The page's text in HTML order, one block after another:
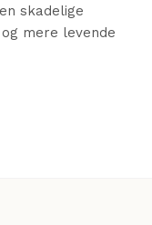
skadelige
mere levende